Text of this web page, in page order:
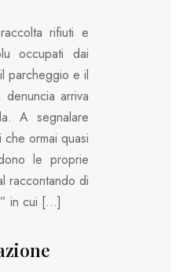
rifiuti e
occupati dai
parcheggio e il
arriva
A segnalare
ormai quasi
le proprie
raccontando di
in cui […]